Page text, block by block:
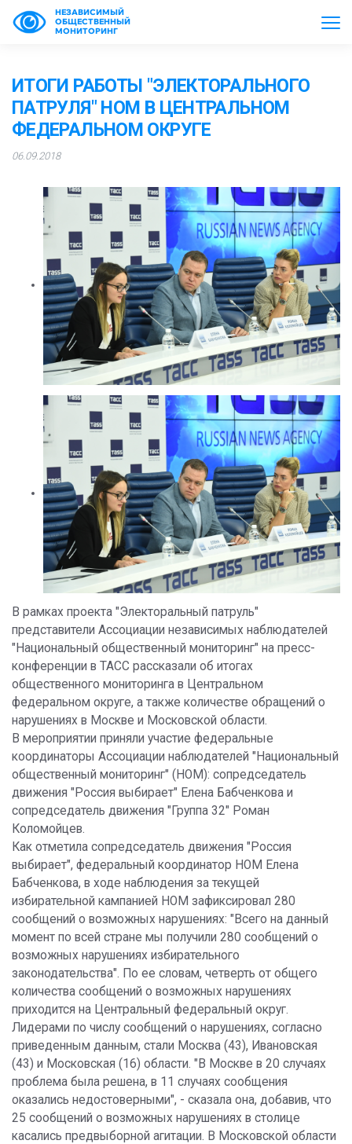
НЕЗАВИСИМЫЙ
ОБЩЕСТВЕННЫЙ
МОНИТОРИНГ
ИТОГИ РАБОТЫ "ЭЛЕКТОРАЛЬНОГО
ПАТРУЛЯ" НОМ В ЦЕНТРАЛЬНОМ
ФЕДЕРАЛЬНОМ ОКРУГЕ
06.09.2018
В рамках проекта "Электоральный патруль"
представители Ассоциации независимых наблюдателей
"Национальный общественный мониторинг" на пресс-
конференции в ТАСС рассказали об итогах
общественного мониторинга в Центральном
федеральном округе, а также количестве обращений о
нарушениях в Москве и Московской области.
В мероприятии приняли участие федеральные
координаторы Ассоциации наблюдателей "Национальный
общественный мониторинг" (НОМ): сопредседатель
движения "Россия выбирает" Елена Бабченкова и
сопредседатель движения "Группа 32" Роман
Коломойцев.
Как отметила сопредседатель движения "Россия
выбирает", федеральный координатор НОМ Елена
Бабченкова, в ходе наблюдения за текущей
избирательной кампанией НОМ зафиксировал 280
сообщений о возможных нарушениях: "Всего на данный
момент по всей стране мы получили 280 сообщений о
возможных нарушениях избирательного
законодательства". По ее словам, четверть от общего
количества сообщений о возможных нарушениях
приходится на Центральный федеральный округ.
Лидерами по числу сообщений о нарушениях, согласно
приведенным данным, стали Москва (43), Ивановская
(43) и Московская (16) области. "В Москве в 20 случаях
проблема была решена, в 11 случаях сообщения
оказались недостоверными", - сказала она, добавив, что
25 сообщений о возможных нарушениях в столице
касались предвыборной агитации. В Московской области